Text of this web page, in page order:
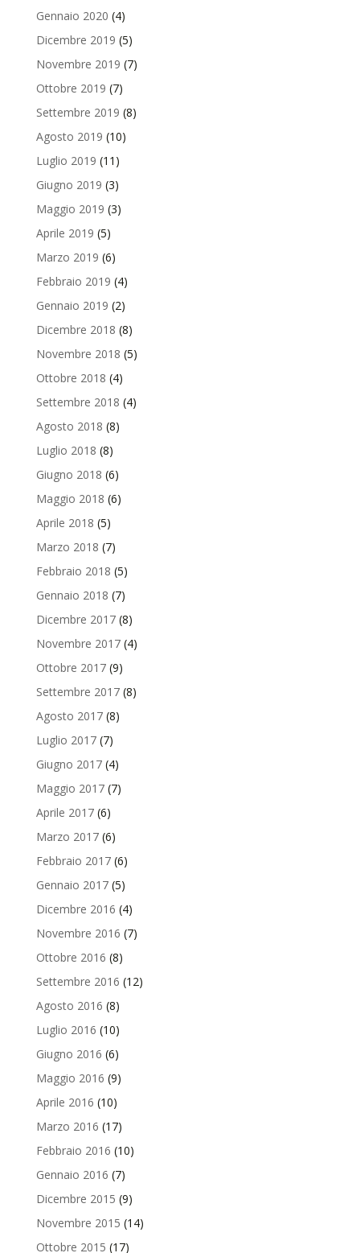
Gennaio 2020 (4)
Dicembre 2019 (5)
Novembre 2019 (7)
Ottobre 2019 (7)
Settembre 2019 (8)
Agosto 2019 (10)
Luglio 2019 (11)
Giugno 2019 (3)
Maggio 2019 (3)
Aprile 2019 (5)
Marzo 2019 (6)
Febbraio 2019 (4)
Gennaio 2019 (2)
Dicembre 2018 (8)
Novembre 2018 (5)
Ottobre 2018 (4)
Settembre 2018 (4)
Agosto 2018 (8)
Luglio 2018 (8)
Giugno 2018 (6)
Maggio 2018 (6)
Aprile 2018 (5)
Marzo 2018 (7)
Febbraio 2018 (5)
Gennaio 2018 (7)
Dicembre 2017(8)
Novembre 2017(4)
Ottobre 2017(9)
Settembre 2017(8)
Agosto 2017(8)
Luglio 2017(7)
Giugno 2017(4)
Maggio 2017(7)
Aprile 2017(6)
Marzo 2017(6)
Febbraio 2017(6)
Gennaio 2017(5)
Dicembre 2016 (4)
Novembre 2016 (7)
Ottobre 2016 (8)
Settembre 2016 (12)
Agosto 2016 (8)
Luglio 2016 (10)
Giugno 2016 (6)
Maggio 2016 (9)
Aprile 2016 (10)
Marzo 2016 (17)
Febbraio 2016 (10)
Gennaio 2016 (7)
Dicembre 2015 (9)
Novembre 2015 (14)
Ottobre 2015 (17)